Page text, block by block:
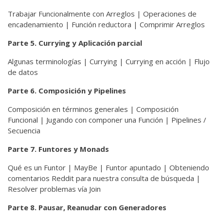
Trabajar Funcionalmente con Arreglos | Operaciones de
encadenamiento | Función reductora | Comprimir Arreglos
Parte 5. Currying y Aplicación parcial
Algunas terminologías | Currying | Currying en acción | Flujo
de datos
Parte 6. Composición y Pipelines
Composición en términos generales | Composición
Funcional | Jugando con componer una Función | Pipelines /
Secuencia
Parte 7. Funtores y Monads
Qué es un Funtor | MayBe | Funtor apuntado | Obteniendo
comentarios Reddit para nuestra consulta de búsqueda |
Resolver problemas vía Join
Parte 8. Pausar, Reanudar con Generadores